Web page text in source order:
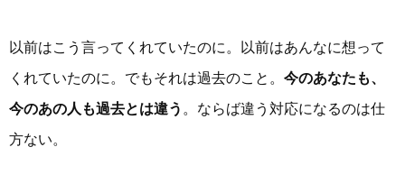
以前はこう言ってくれていたのに。以前はあんなに想って
くれていたのに。でもそれは過去のこと。 今のあなたも、
今のあの人も過去とは違う 。ならば違う対応になるのは仕
方ない。